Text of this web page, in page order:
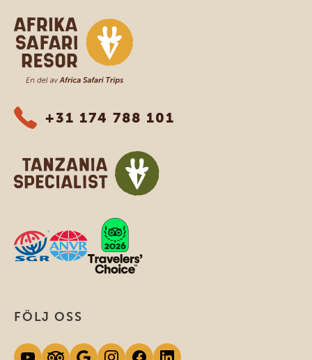
Safari-resor i Afrika
+31 174 788 101
FÖLJ OSS